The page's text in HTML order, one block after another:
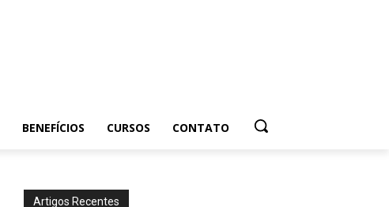
BENEFÍCIOS CURSOS CONTATO
Artigos Recentes